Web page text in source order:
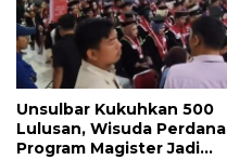
Unsulbar Kukuhkan 500
Lulusan, Wisuda Perdana
Program Magister Jadi